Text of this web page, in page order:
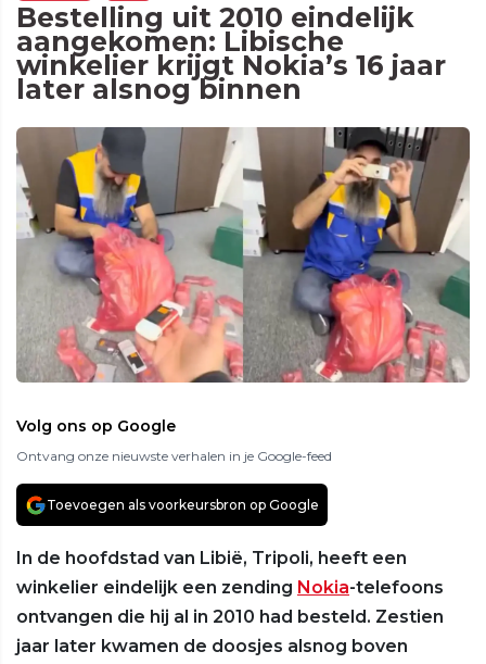
Bestelling uit 2010 eindelijk
aangekomen: Libische
winkelier krijgt Nokia’s 16 jaar
later alsnog binnen
Volg ons op Google
Ontvang onze nieuwste verhalen in je Google-feed
Toevoegen als voorkeursbron op Google
In de hoofdstad van Libië, Tripoli, heeft een
winkelier eindelijk een zending Nokia-telefoons
ontvangen die hij al in 2010 had besteld. Zestien
jaar later kwamen de doosjes alsnog boven